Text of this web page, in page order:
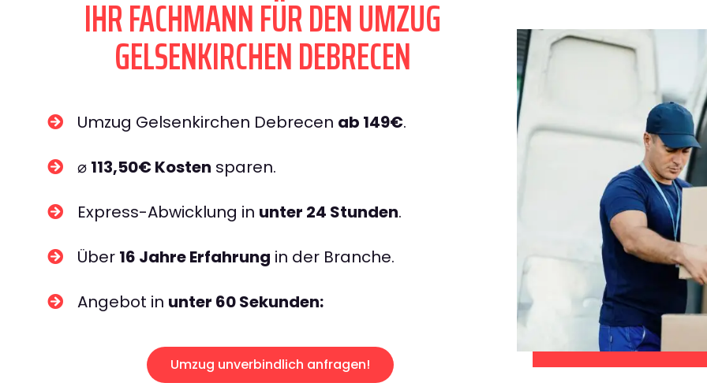
IHR FACHMANN FÜR DEN UMZUG
GELSENKIRCHEN DEBRECEN
Umzug Gelsenkirchen Debrecen ab 149€.
⌀ 113,50€ Kosten sparen.
Express-Abwicklung in unter 24 Stunden.
Über 16 Jahre Erfahrung in der Branche.
Angebot in unter 60 Sekunden:
Umzug unverbindlich anfragen!